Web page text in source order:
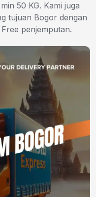
50 KG. Kami juga
tujuan Bogor dengan
penjemputan.